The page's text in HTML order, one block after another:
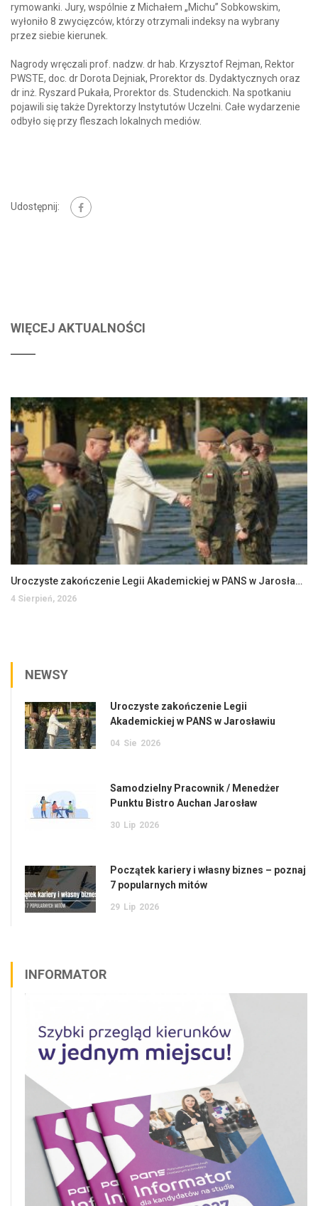
rymowanki. Jury, wspólnie z Michałem „Michu” Sobkowskim,
wyłoniło 8 zwycięzców, którzy otrzymali indeksy na wybrany
przez siebie kierunek.
Nagrody wręczali prof. nadzw. dr hab. Krzysztof Rejman, Rektor
PWSTE, doc. dr Dorota Dejniak, Prorektor ds. Dydaktycznych oraz
dr inż. Ryszard Pukała, Prorektor ds. Studenckich. Na spotkaniu
pojawili się także Dyrektorzy Instytutów Uczelni. Całe wydarzenie
odbyło się przy fleszach lokalnych mediów.
Udostępnij:
WIĘCEJ AKTUALNOŚCI
Uroczyste zakończenie Legii Akademickiej w PANS w Jarosławiu
4 Sierpień, 2026
NEWSY
Uroczyste zakończenie Legii
Akademickiej w PANS w Jarosławiu
04 Sie 2026
Samodzielny Pracownik / Menedżer
Punktu Bistro Auchan Jarosław
30 Lip 2026
Początek kariery i własny biznes – poznaj
7 popularnych mitów
29 Lip 2026
INFORMATOR